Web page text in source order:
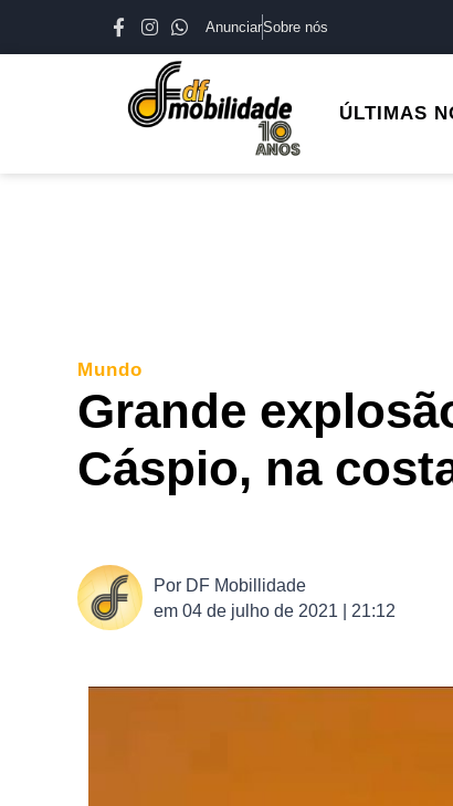
AnunciarSobre nós
ÚLTIMAS
Mundo
Grande
Cáspio, na
Por DF Mobillidade
em 04 de julho de 2021 | 21:12